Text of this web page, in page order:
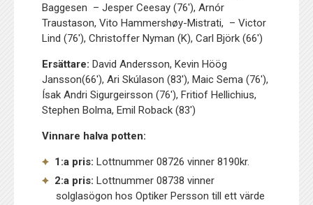
Baggesen – Jesper Ceesay (76′), Arnór
Traustason, Vito Hammershøy-Mistrati, – Victor
Lind (76′), Christoffer Nyman (K), Carl Björk (66′)
Ersättare:David Andersson, Kevin Höög
Jansson(66′), Ari Skúlason (83′), Maic Sema (76′),
Ísak Andri Sigurgeirsson (76′), Fritiof Hellichius,
Stephen Bolma, Emil Roback (83′)
Vinnare halva potten:
1:a pris:Lottnummer 08726 vinner 8190kr.
2:a pris:Lottnummer 08738 vinner
solglasögon hos Optiker Persson till ett värde